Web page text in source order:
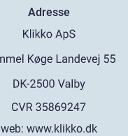
Adresse
web: www.klikko.dk